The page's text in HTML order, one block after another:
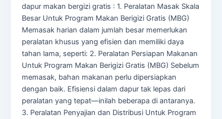
dapur makan bergizi gratis : 1. Peralatan Masak Skala
Besar Untuk Program Makan Berigizi Gratis (MBG)
Memasak harian dalam jumlah besar memerlukan
peralatan khusus yang efisien dan memiliki daya
tahan lama, seperti: 2. Peralatan Persiapan Makanan
Untuk Program Makan Berigizi Gratis (MBG) Sebelum
memasak, bahan makanan perlu dipersiapkan
dengan baik. Efisiensi dalam dapur tak lepas dari
peralatan yang tepat—inilah beberapa di antaranya.
3. Peralatan Penyajian dan Distribusi Untuk Program